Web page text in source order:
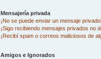
Mensajería privada
¡No se puede enviar un mensaje privado!
¡Sigo recibiendo mensajes privados no
¡Recibí spam o correos maliciosos de
Amigos e Ignorados